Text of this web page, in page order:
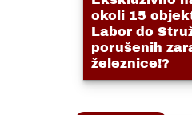
okoli 15
Labor do
porušenih
železnice!?